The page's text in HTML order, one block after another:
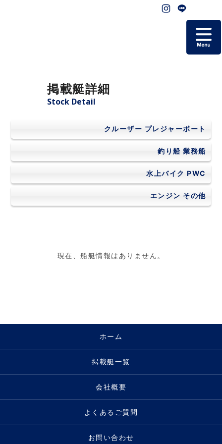
会社概要
よくあるご質問
お問い合わせ
個人情報保護方針
掲載艇詳細
Stock Detail
クルーザー プレジャーボート
釣り船 業務船
水上バイク PWC
エンジン その他
現在、船艇情報はありません。
ホーム
掲載艇一覧
会社概要
よくあるご質問
お問い合わせ